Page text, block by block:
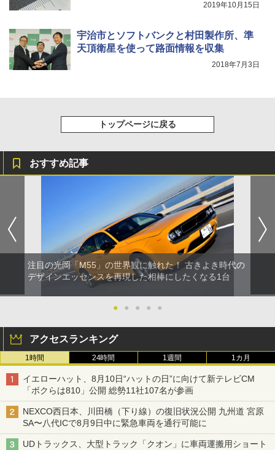
2019年10月15日
宇治市とソフトバンクと村田製作所、準
天頂衛星を使って路面情報を収集
2018年7月3日
トップページに戻る
おすすめ記事
注目の光岡「M55」の世界観に触れた！ 古きよき時代の
デザインエッセンスを再現した相棒にしたくなる1台
● ● ● ● ●
アクセスランキング
1時間 24時間 1週間 1カ月
イエローハット、8月10日“ハットの日”に向けて新テレビCM
「ボクらは810」公開 総勢11社107名が参画
NEXCO西日本、川田橋（下り線）の復旧状況公開 九州道 宮原
SA〜八代ICで8月9日中に緊急車両を通行可能に
UDトラックス、大型トラック「クオン」に車両運搬用ショート